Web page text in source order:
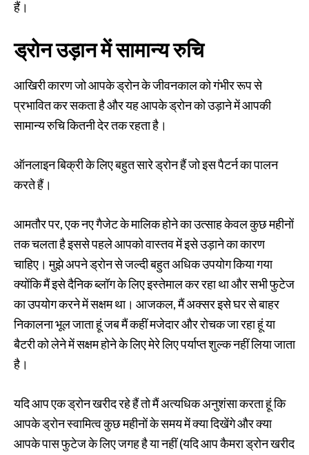
हैं।
ड्रोन उड़ान में सामान्य रुचि
आखिरी कारण जो आपके ड्रोन के जीवनकाल को गंभीर रूप से
प्रभावित कर सकता है और यह आपके ड्रोन को उड़ाने में आपकी
सामान्य रुचि कितनी देर तक रहता है।
ऑनलाइन बिक्री के लिए बहुत सारे ड्रोन हैं जो इस पैटर्न का पालन
करते हैं।
आमतौर पर, एक नए गैजेट के मालिक होने का उत्साह केवल कुछ महीनों
तक चलता है इससे पहले आपको वास्तव में इसे उड़ाने का कारण
चाहिए। मुझे अपने ड्रोन से जल्दी बहुत अधिक उपयोग किया गया
क्योंकि मैं इसे दैनिक ब्लॉग के लिए इस्तेमाल कर रहा था और सभी फुटेज
का उपयोग करने में सक्षम था। आजकल, मैं अक्सर इसे घर से बाहर
निकालना भूल जाता हूं जब मैं कहीं मजेदार और रोचक जा रहा हूं या
बैटरी को लेने में सक्षम होने के लिए मेरे लिए पर्याप्त शुल्क नहीं लिया जाता
है।
यदि आप एक ड्रोन खरीद रहे हैं तो मैं अत्यधिक अनुशंसा करता हूं कि
आपके ड्रोन स्वामित्व कुछ महीनों के समय में क्या दिखेंगे और क्या
आपके पास फुटेज के लिए जगह है या नहीं (यदि आप कैमरा ड्रोन खरीद